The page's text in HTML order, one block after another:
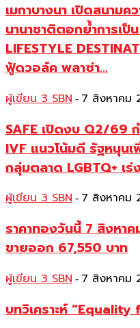
เมกาบางนา เปิดสนาม
นานาชาติตอกย้ำการเป็
LIFESTYLE
ฟู้ดวอล์ค พลาซ่า...
ผู้เขียน 3 SBN - 7 สิงหาคม
SAFE เปิดงบ Q2/69
IVF แนวโน้มดี รัฐหนุนเ
กลุ่มตลาด LGBTQ+ เร่
ผู้เขียน 3 SBN - 7 สิงหาคม
ราคาทองวันนี้ 7 สิงห
ขายออก 67,550 บาท
ผู้เขียน 3 SBN - 7 สิงหาคม
บทวิเคราะห์